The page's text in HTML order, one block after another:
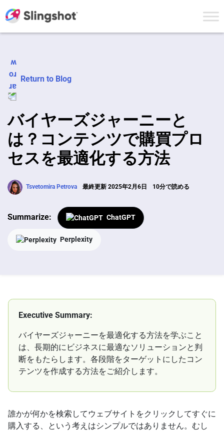
Return to Blog
バイヤーズジャーニーと
は？コンテンツで購買プロ
セスを最適化する方法
Tsvetomira Petrova 最終更新 2025年2月6日 10分で読める
Summarize: ChatGPT
Perplexity
Executive Summary:
バイヤーズジャーニーを最適化する方法を学ぶこと
は、長期的にビジネスに最適なソリューションと判
断をもたらします。各段階をターゲットにしたコン
テンツを作成する方法をご紹介します。
誰かが何かを検索してウェブサイトをクリックしてすぐに
購入する、という考えはシンプルではありません。むし